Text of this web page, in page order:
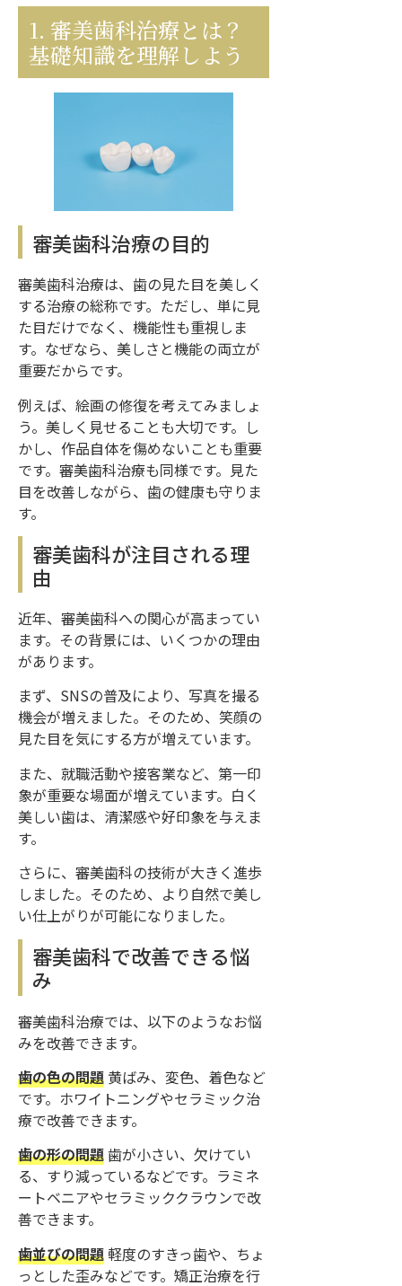
1. 審美歯科治療とは？
基礎知識を理解しよう
審美歯科治療の目的
審美歯科治療は、歯の見た目を美しく
する治療の総称です。ただし、単に見
た目だけでなく、機能性も重視しま
す。なぜなら、美しさと機能の両立が
重要だからです。
例えば、絵画の修復を考えてみましょ
う。美しく見せることも大切です。し
かし、作品自体を傷めないことも重要
です。審美歯科治療も同様です。見た
目を改善しながら、歯の健康も守りま
す。
審美歯科が注目される理
由
近年、審美歯科への関心が高まってい
ます。その背景には、いくつかの理由
があります。
まず、SNSの普及により、写真を撮る
機会が増えました。そのため、笑顔の
見た目を気にする方が増えています。
また、就職活動や接客業など、第一印
象が重要な場面が増えています。白く
美しい歯は、清潔感や好印象を与えま
す。
さらに、審美歯科の技術が大きく進歩
しました。そのため、より自然で美し
い仕上がりが可能になりました。
審美歯科で改善できる悩
み
審美歯科治療では、以下のようなお悩
みを改善できます。
歯の色の問題 黄ばみ、変色、着色など
です。ホワイトニングやセラミック治
療で改善できます。
歯の形の問題歯が小さい、欠けてい
る、すり減っているなどです。ラミネ
ートベニアやセラミッククラウンで改
善できます。
歯並びの問題 軽度のすきっ歯や、ちょ
っとした歪みなどです。矯正治療を行